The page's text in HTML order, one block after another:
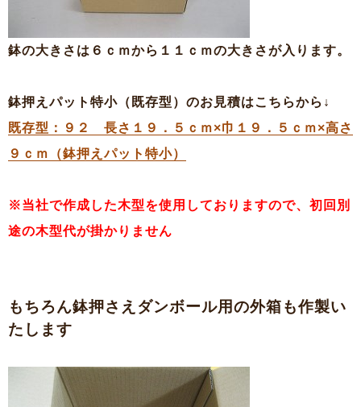
鉢の大きさは６ｃｍから１１ｃｍの大きさが入ります。
鉢押えパット特小（既存型）のお見積はこちらから↓
既存型：９２ 長さ１９．５ｃｍ×巾１９．５ｃｍ×高さ
９ｃｍ（鉢押えパット特小）
※当社で作成した木型を使用しておりますので、 初回別
途の木型代が掛かりません
もちろん鉢押さえダンボール用の外箱も作製い
たします